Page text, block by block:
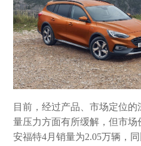
目前，经过产品、市场定位
量压力方面有所缓解，但市
安福特4月销量为2.05万辆，